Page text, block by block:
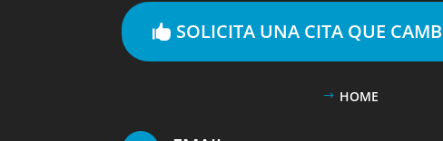
SOLICITA UNA CITA QUE
HOME